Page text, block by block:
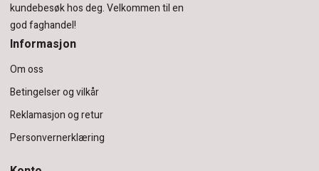
kundebesøk hos deg.Velkommen til en
god faghandel!
Informasjon
Om oss
Betingelser og vilkår
Reklamasjon og retur
Personvernerklæring